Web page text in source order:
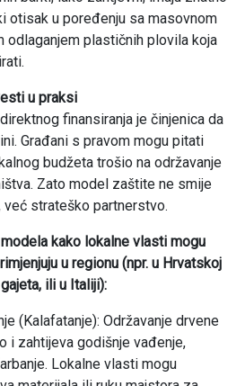
otisak u poređenju sa masovnom
odlaganjem plastičnih plovila koja
u praksi
finansiranja je činjenica da
Građani s pravom mogu pitati
budžeta trošio na održavanje
Zato model zaštite ne smije
već strateško partnerstvo.
kako lokalne vlasti mogu
u regionu (npr. u Hrvatskoj
ili u Italiji):
(Kalafatanje): Održavanje drvene
i zahtijeva godišnje vađenje,
Lokalne vlasti mogu